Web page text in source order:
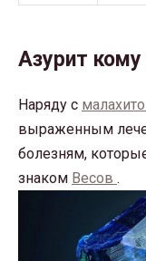
Азурит
Наряду с
выраженным
болезням,
знаком Весов .